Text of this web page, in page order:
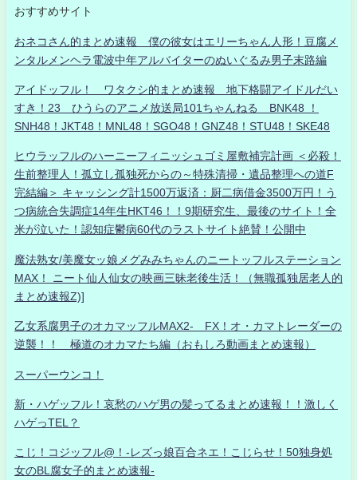
おすすめサイト
おネコさん的まとめ速報 僕の彼女はエリーちゃん人形！豆腐メ
ンタルメンヘラ電波中年アルバイターのぬいぐるみ男子末路編
アイドッフル！ ワタクシ的まとめ速報 地下格闘アイドルだい
すき！23 ひうらのアニメ放送局101ちゃんねる BNK48 ！
SNH48！JKT48！MNL48！SGO48！GNZ48！STU48！SKE48
ヒウラッフルのハーニーフィニッシュゴミ屋敷補完計画 ＜必殺！
生前整理人！孤立し孤独死からの～特殊清掃・遺品整理への道F
完結編＞ キャッシング計1500万返済：厨二病借金3500万円！う
つ病統合失調症14年生HKT46！！9期研究生、最後のサイト！全
米が泣いた！認知症鬱病60代のラストサイト絶賛！公開中
魔法熟女/美魔女ッ娘メグみみちゃんのニートッフルステーション
MAX！ ニート仙人仙女の映画三昧老後生活！（無職孤独居老人的
まとめ速報Z)]
乙女系腐男子のオカマッフルMAX2- FX！オ・カマトレーダーの
逆襲！！ 極道のオカマたち編（おもしろ動画まとめ速報）
スーパーウンコ！
新・ハゲッフル！哀愁のハゲ男の髪ってるまとめ速報！！激しく
ハゲっTEL？
こじ！コジッフル@！-レズっ娘百合ネエ！こじらせ！50独身処
女のBL腐女子的まとめ速報-